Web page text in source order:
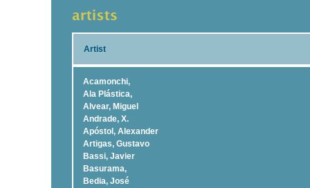
Artist
Acamonchi,
Ala Plástica,
Alvear, Miguel
Andrade, X.
Apóstol, Alexander
Artigas, Gustavo
Bassi, Javier
Basurama,
Bedia, José